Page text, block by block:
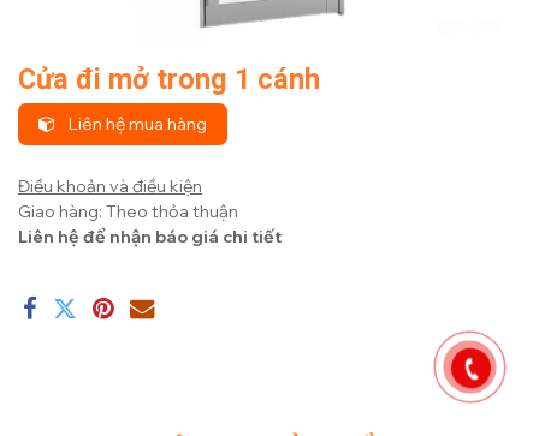
Cửa đi mở trong 1 cánh
Liên hệ mua hàng
Điều khoản và điều kiện
Giao hàng: Theo thỏa thuận
Liên hệ để nhận báo giá chi tiết